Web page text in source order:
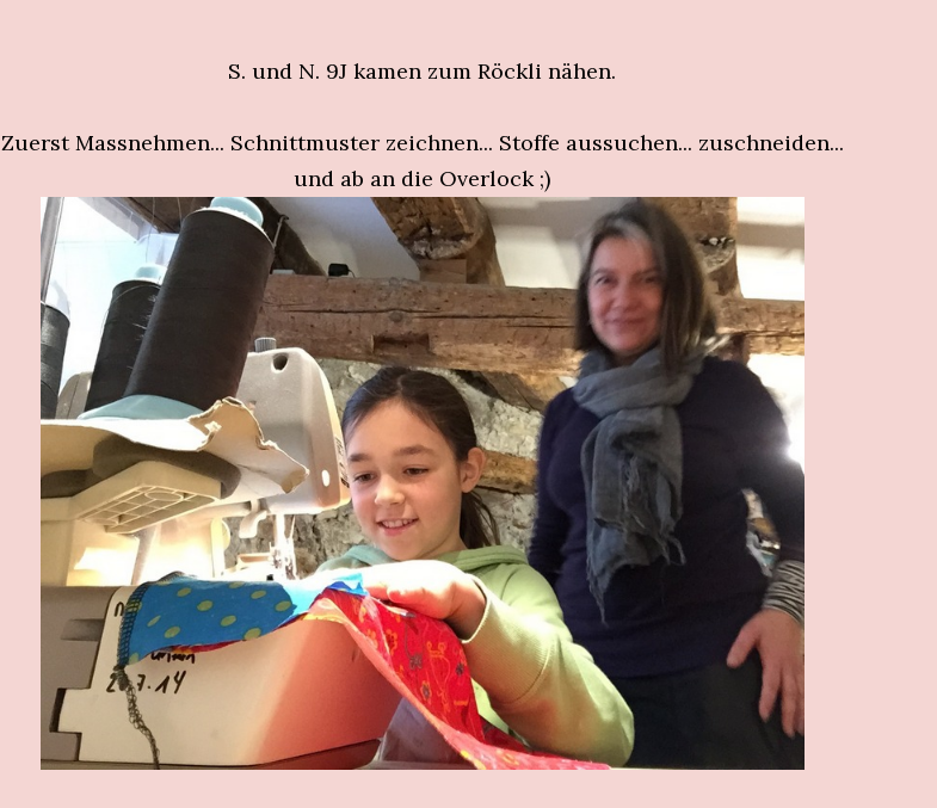
S. und N. 9J kamen zum Röckli nähen.
Zuerst Massnehmen... Schnittmuster zeichnen... Stoffe aussuchen... zuschneiden...
und ab an die Overlock ;)